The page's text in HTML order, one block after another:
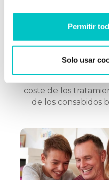
Permitir
Solo usar
¡Tengo
No es raro escuchar
la Organización
15% de la
coste de los
de los consabidos